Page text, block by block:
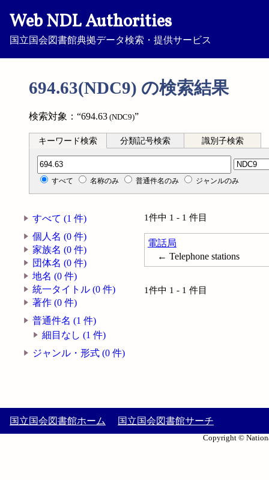
Web NDL Authorities
国立国会図書館典拠データ検索・提供サービス
694.63(NDC9) の検索結果
検索対象：“694.63 (NDC9)”
キーワード検索 分類記号検索 識別子検索
分類記号検索
すべて 名称のみ 普通件名のみ ジャンルのみ
すべて (1 件)
個人名 (0 件)
家族名 (0 件)
団体名 (0 件)
地名 (0 件)
統一タイトル (0 件)
著作 (0 件)
普通件名 (1 件)
細目なし (1 件)
ジャンル・形式 (0 件)
1件中 1 - 1 件目
電話局
← Telephone stations
1件中 1 - 1 件目
国立国会図書館ホーム 国立国会図書館サーチ
Copyright ©